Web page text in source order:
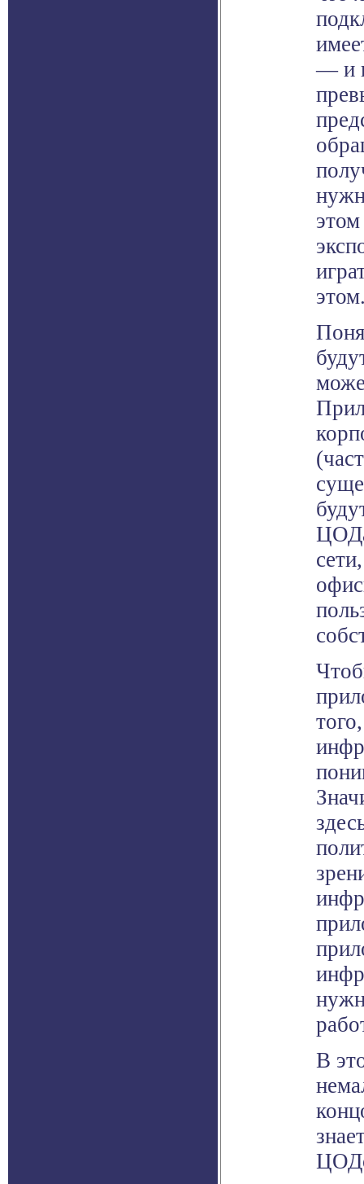
— и
В